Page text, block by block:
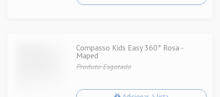
Compasso Kids Easy 360° Rosa -
Maped
Produto Esgotado